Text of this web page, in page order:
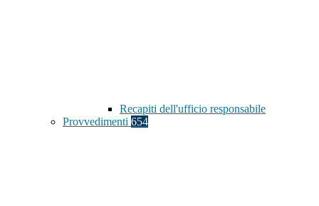
Recapiti dell'ufficio responsabile
Provvedimenti 654